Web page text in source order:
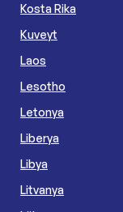
Kosta Rika
Kuveyt
Laos
Lesotho
Letonya
Liberya
Libya
Litvanya